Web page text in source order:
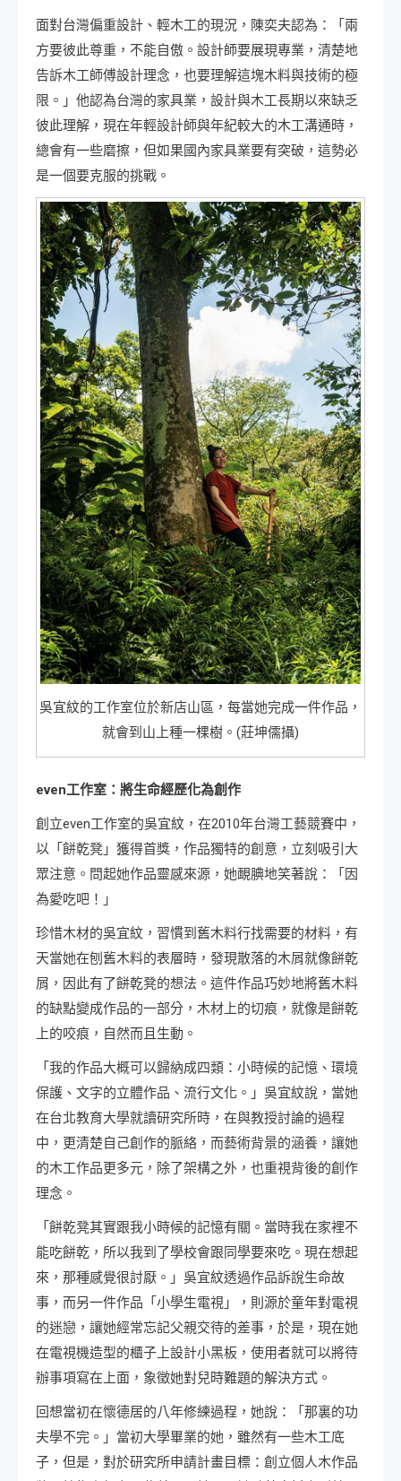
面對台灣偏重設計、輕木工的現況，陳奕夫認為：「兩
方要彼此尊重，不能自傲。設計師要展現專業，清楚地
告訴木工師傅設計理念，也要理解這塊木料與技術的極
限。」他認為台灣的家具業，設計與木工長期以來缺乏
彼此理解，現在年輕設計師與年紀較大的木工溝通時，
總會有一些磨擦，但如果國內家具業要有突破，這勢必
是一個要克服的挑戰。
吳宜紋的工作室位於新店山區，每當她完成一件作品，
就會到山上種一棵樹。(莊坤儒攝)
even工作室：將生命經歷化為創作
創立even工作室的吳宜紋，在2010年台灣工藝競賽中，
以「餅乾凳」獲得首獎，作品獨特的創意，立刻吸引大
眾注意。問起她作品靈感來源，她靦腆地笑著說：「因
為愛吃吧！」
珍惜木材的吳宜紋，習慣到舊木料行找需要的材料，有
天當她在刨舊木料的表層時，發現散落的木屑就像餅乾
屑，因此有了餅乾凳的想法。這件作品巧妙地將舊木料
的缺點變成作品的一部分，木材上的切痕，就像是餅乾
上的咬痕，自然而且生動。
「我的作品大概可以歸納成四類：小時候的記憶、環境
保護、文字的立體作品、流行文化。」吳宜紋說，當她
在台北教育大學就讀研究所時，在與教授討論的過程
中，更清楚自己創作的脈絡，而藝術背景的涵養，讓她
的木工作品更多元，除了架構之外，也重視背後的創作
理念。
「餅乾凳其實跟我小時候的記憶有關。當時我在家裡不
能吃餅乾，所以我到了學校會跟同學要來吃。現在想起
來，那種感覺很討厭。」吳宜紋透過作品訴說生命故
事，而另一件作品「小學生電視」，則源於童年對電視
的迷戀，讓她經常忘記父親交待的差事，於是，現在她
在電視機造型的櫃子上設計小黑板，使用者就可以將待
辦事項寫在上面，象徵她對兒時難題的解決方式。
回想當初在懷德居的八年修練過程，她說：「那裏的功
夫學不完。」當初大學畢業的她，雖然有一些木工底
子，但是，對於研究所申請計畫目標：創立個人木作品